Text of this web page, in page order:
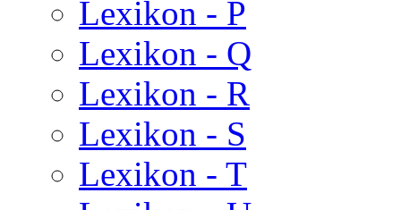
Lexikon - P
Lexikon - Q
Lexikon - R
Lexikon - S
Lexikon - T